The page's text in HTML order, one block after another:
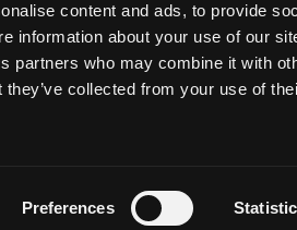
content and ads, to provide
information about your use of our
partners who may combine it with
they’ve collected from your use of
Preferences
Sitio creado por
Mallorca Graphics. Todos
English